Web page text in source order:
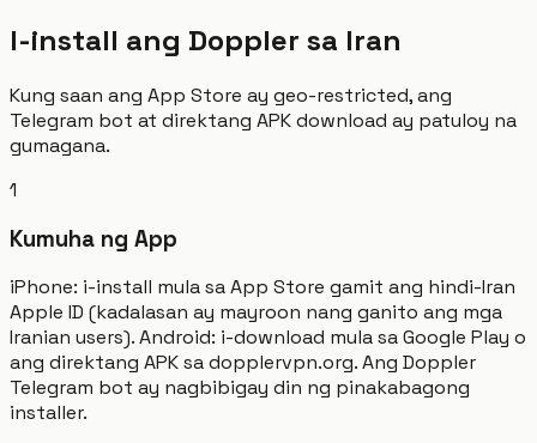
I-install ang Doppler sa Iran
Kung saan ang App Store ay geo-restricted, ang
Telegram bot at direktang APK download ay patuloy na
gumagana.
1
Kumuha ng App
iPhone: i-install mula sa App Store gamit ang hindi-Iran
Apple ID (kadalasan ay mayroon nang ganito ang mga
Iranian users). Android: i-download mula sa Google Play o
ang direktang APK sa dopplervpn.org. Ang Doppler
Telegram bot ay nagbibigay din ng pinakabagong
installer.